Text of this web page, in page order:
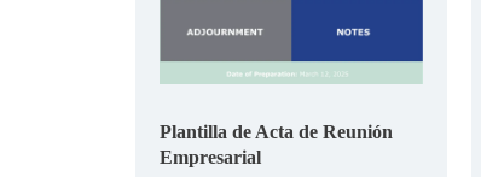
Plantilla de Acta de Reunión
Empresarial